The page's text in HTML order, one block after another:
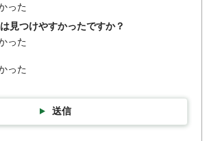
った
見つけやすかったですか？
った
った
送信